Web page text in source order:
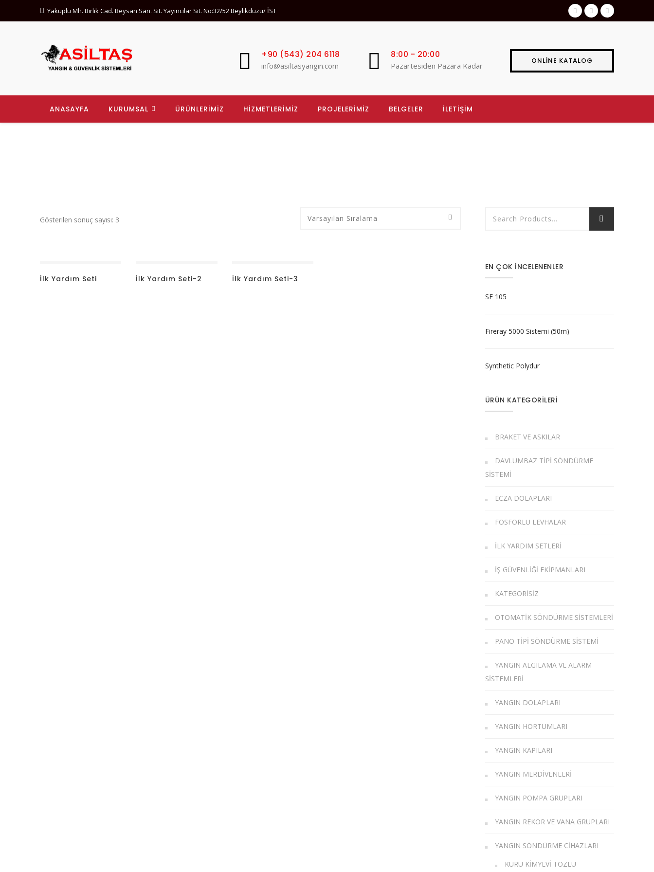
Yakuplu Mh. Birlik Cad. Beysan San. Sit. Yayıncılar Sit. No:32/52 Beylikdüzü/ İST
ONLİNE KATALOG
+90 (543) 204 6118
info@asiltasyangin.com
8:00 - 20:00
Pazartesiden Pazara Kadar
ANASAYFA KURUMSAL ÜRÜNLERİMİZ HİZMETLERİMİZ PROJELERİMİZ BELGELER İLETİŞİM
Gösterilen sonuç sayısı: 3
İlk Yardım Seti İlk Yardım Seti-2 İlk Yardım Seti-3
EN ÇOK İNCELENENLER
SF 105
Fireray 5000 Sistemi (50m)
Synthetic Polydur
ÜRÜN KATEGORILERI
BRAKET VE ASKILAR
DAVLUMBAZ TIPI SÖNDÜRME
SISTEMI
ECZA DOLAPLARI
FOSFORLU LEVHALAR
İLK YARDIM SETLERI
İŞ GÜVENLIĞI EKIPMANLARI
KATEGORISIZ
OTOMATIK SÖNDÜRME SISTEMLERI
PANO TIPI SÖNDÜRME SISTEMI
YANGIN ALGILAMA VE ALARM
SISTEMLERI
YANGIN DOLAPLARI
YANGIN HORTUMLARI
YANGIN KAPILARI
YANGIN MERDIVENLERI
YANGIN POMPA GRUPLARI
YANGIN REKOR VE VANA GRUPLARI
YANGIN SÖNDÜRME CIHAZLARI
KURU KIMYEVI TOZLU